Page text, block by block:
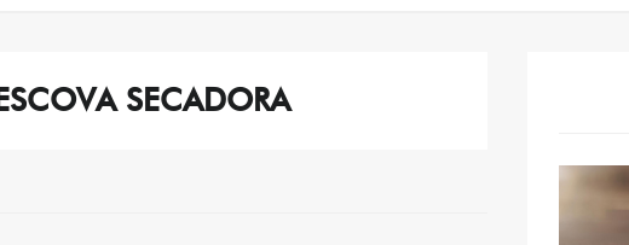
SECADORA